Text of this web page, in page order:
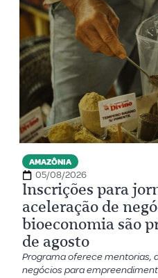
AMAZÔNIA
05/08/2026
Inscrições para
aceleração de
bioeconomia são
de agosto
Programa oferece mentorias,
negócios para